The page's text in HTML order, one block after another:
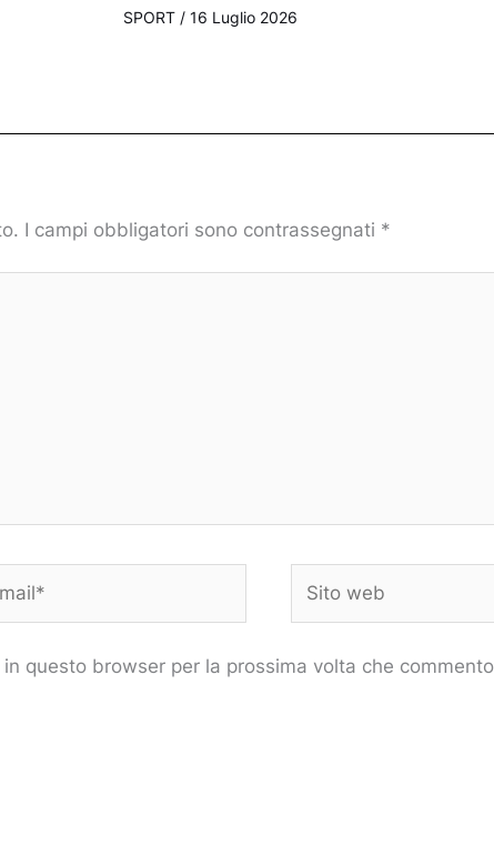
SPORT / 16 Luglio 2026
I campi obbligatori sono contrassegnati *
web
questo browser per la prossima volta che